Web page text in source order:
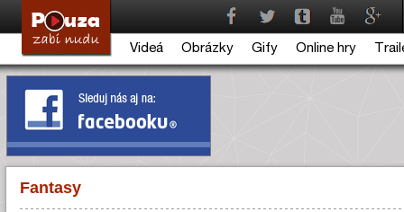
Videá Obrázky Gify Online hry
Fantasy